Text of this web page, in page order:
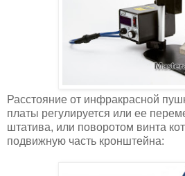
Расстояние от инфракрасной
платы регулируется или ее
штатива, или поворотом винта
подвижную часть кронштейна: